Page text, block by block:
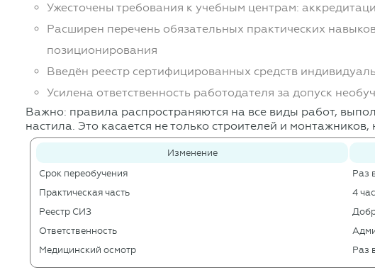
Ужесточены требования к учебным центрам:
Расширен перечень обязательных практических
позиционирования
Введён реестр сертифицированных средств
Усилена ответственность работодателя за допуск
Важно: правила распространяются на все виды работ,
настила. Это касается не только строителей и
Изменение
Срок переобучения
Раз
Практическая часть
4
Реестр СИЗ
Ответственность
Медицинский осмотр
Раз